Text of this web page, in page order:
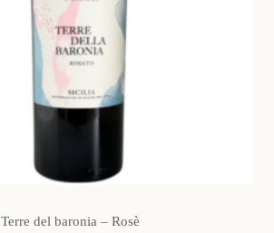
Terre del baronia – Rosè